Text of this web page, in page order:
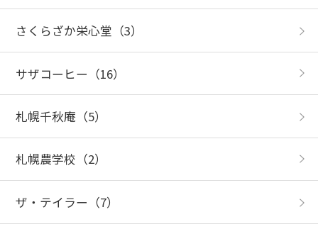
さくらざか栄心堂 （3）
サザコーヒー （16）
札幌千秋庵 （5）
札幌農学校 （2）
ザ・テイラー （7）